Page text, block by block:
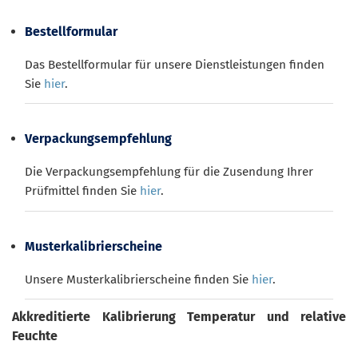
Bestellformular
Das Bestellformular für unsere Dienstleistungen finden
Sie hier.
Verpackungsempfehlung
Die Verpackungsempfehlung für die Zusendung Ihrer
Prüfmittel finden Sie hier.
Musterkalibrierscheine
Unsere Musterkalibrierscheine finden Sie hier.
Akkreditierte Kalibrierung Temperatur und relative
Feuchte